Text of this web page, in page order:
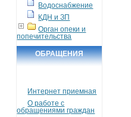
Водоснабжение
КДН и ЗП
Орган опеки и
попечительства
ОБРАЩЕНИЯ
Интернет приемная
О работе с
обращениями граждан